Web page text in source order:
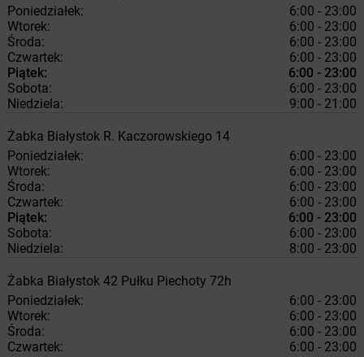
Poniedziałek:
6:00 - 23:00
Wtorek:
6:00 - 23:00
Środa:
6:00 - 23:00
Czwartek:
6:00 - 23:00
Piątek:
6:00 - 23:00
Sobota:
6:00 - 23:00
Niedziela:
9:00 - 21:00
Żabka Białystok R. Kaczorowskiego 14
Poniedziałek:
6:00 - 23:00
Wtorek:
6:00 - 23:00
Środa:
6:00 - 23:00
Czwartek:
6:00 - 23:00
Piątek:
6:00 - 23:00
Sobota:
6:00 - 23:00
Niedziela:
8:00 - 23:00
Żabka Białystok 42 Pułku Piechoty 72h
Poniedziałek:
6:00 - 23:00
Wtorek:
6:00 - 23:00
Środa:
6:00 - 23:00
Czwartek:
6:00 - 23:00